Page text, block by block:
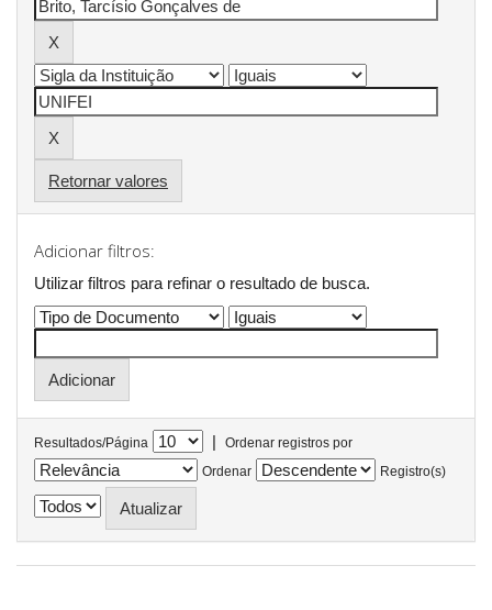
Retornar valores
Adicionar filtros:
Utilizar filtros para refinar o resultado de busca.
Resultados/Página |
Ordenar registros por
Ordenar
Registro(s)